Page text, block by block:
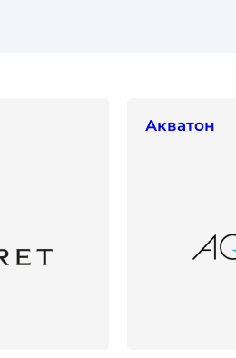
Акватон